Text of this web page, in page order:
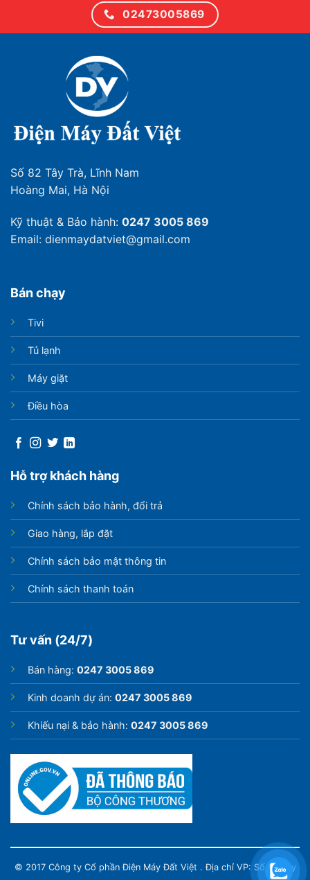
02473005869
Số 82 Tây Trà, Lĩnh Nam
Hoàng Mai, Hà Nội
Kỹ thuật & Bảo hành: 0247 3005 869
Email: dienmaydatviet@gmail.com
Bán chạy
Tivi
Tủ lạnh
Máy giặt
Điều hòa
Hỗ trợ khách hàng
Chính sách bảo hành, đổi trả
Giao hàng, lắp đặt
Chính sách bảo mật thông tin
Chính sách thanh toán
Tư vấn (24/7)
Bán hàng: 0247 3005 869
Kinh doanh dự án: 0247 3005 869
Khiếu nại & bảo hành: 0247 3005 869
© 2017 Công ty Cổ phần Điện Máy Đất Việt . Địa chỉ VP: Số 82 Tây